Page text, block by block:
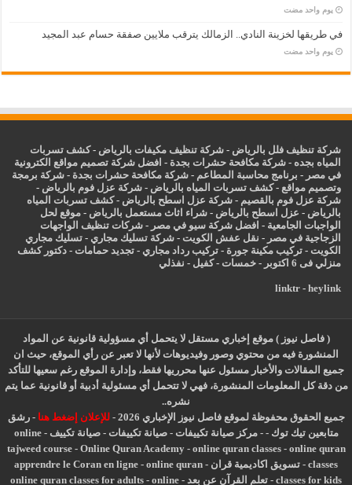
‏يوم واحد مضت
في طريقها لخزينة النادي.. الزمالك يترقب ملايين صفقة حسام عبد المجيد
‏يوم واحد مضت
شركة تنظيف فلل بالرياض -شركة تنظيف مكيفات بالرياض -كشف تسربات
المياه بجده -شركة مكافحة حشرات بجدة - افضل شركة تصميم مواقع الكترونية
في مصر - برنامج محاسبة المطاعم -شركة مكافحة حشرات بجدة -شركة برمجة
وتصميم مواقع -كشف تسربات المياه بالرياض -شركة عزل فوم بالرياض -
شركة عزل فوم بالقصيم -شركة عزل اسطح بالرياض -كشف تسربات المياه
بالرياض - عزل اسطح بالرياض -شراء اثاث مستعمل بالرياض - موقع لحل
الواجبات الجامعية - افضل شركة سيو في مصر -شركات تنظيف الواجهات
الزجاجية في مصر - نقل عفش الكويت -شركة تسليك مجاري -تسليك مجاري
الكويت -تركيب مكينة جورة -تركيب رداد مجاري -تجديد حمامات -دكتور كشف
منزلي فى 6 اكتوبر
-خمسات -كفيل - نفذلي
linktr- heylink
( فاصل نيوز ) موقع إخباري مستقل لا يتحمل أي مسؤولية قانونية عن المواد
المنشورة فيه من محتوي وصور وفيديوهات لأنها لا تعبر عن رأي الموقع، حيث ان
جميع المقالات والأخبار مسئول عنها محرريها فقط، وإدارة الموقع رغم سعيها للتأكد
من دقة كل المعلومات المنشورة، فهي لا تتحمل أي مسئولية أدبية أو قانونية عما يتم
نشره..
جميع الحقوق محفوظة لموقع فاصل نيوز الإخباري 2026 -
للإعلان إضغط هنا -رشق
متابعين تيك توك -
-مركز صيانة تكييفات -صيانة تكييفات -صيانة تكييف -
online
tajweed course- Online Quran Academy- online quran classes- online quran
classes
- تسويق اكاديمية قران -
apprendre le Coran en ligne - online quran
classes for kids
- تعلم القرآن عن بعد -
online quran classes for adults - online